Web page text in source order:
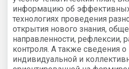
информацию об эффективных
технологиях проведения
открытия нового знания,
направленности, рефлексии,
контроля. А также сведения о
индивидуальной и